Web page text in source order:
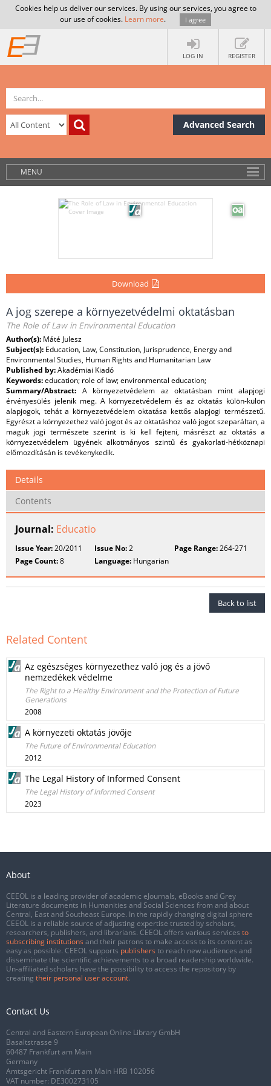
Cookies help us deliver our services. By using our services, you agree to
our use of cookies. Learn more. I agree
LOG IN REGISTER
Advanced Search
MENU
Download
A jog szerepe a környezetvédelmi oktatásban
The Role of Law in Environmental Education
Author(s): Máté Julesz
Subject(s): Education, Law, Constitution, Jurisprudence, Energy and
Environmental Studies, Human Rights and Humanitarian Law
Published by:Akadémiai Kiadó
Keywords:education; role of law; environmental education;
Summary/Abstract: A környezetvédelem az oktatásban mint alapjogi
érvényesülés jelenik meg. A környezetvédelem és az oktatás külön-külön
alapjogok, tehát a környezetvédelem oktatása kettős alapjogi természetű.
Egyrészt a környezethez való jogot és az oktatáshoz való jogot szeparáltan, a
maguk jogi természete szerint is ki kell fejteni, másrészt az oktatás a
környezetvédelem ügyének alkotmányos szintű és gyakorlati-hétköznapi
előmozdításán is tevékenykedik.
Details
Contents
Journal: Educatio
Issue Year:20/2011 Issue No:2 Page Range:264-271
Page Count:8 Language: Hungarian
Back to list
Related Content
Az egészséges környezethez való jog és a jövő
nemzedékek védelme
The Right to a Healthy Environment and the Protection of Future
Generations
2008
A környezeti oktatás jövője
The Future of Environmental Education
2012
The Legal History of Informed Consent
The Legal History of Informed Consent
2023
About
CEEOL is a leading provider of academic eJournals, eBooks and Grey
Literature documents in Humanities and Social Sciences from and about
Central, East and Southeast Europe. In the rapidly changing digital sphere
CEEOL is a reliable source of adjusting expertise trusted by scholars,
researchers, publishers, and librarians. CEEOL offers various services to
subscribing institutions and their patrons to make access to its content as
easy as possible. CEEOL supports publishers to reach new audiences and
disseminate the scientific achievements to a broad readership worldwide.
Un-affiliated scholars have the possibility to access the repository by
creating their personal user account.
Contact Us
Central and Eastern European Online Library GmbH
Basaltstrasse 9
60487 Frankfurt am Main
Germany
Amtsgericht Frankfurt am Main HRB 102056
VAT number: DE300273105